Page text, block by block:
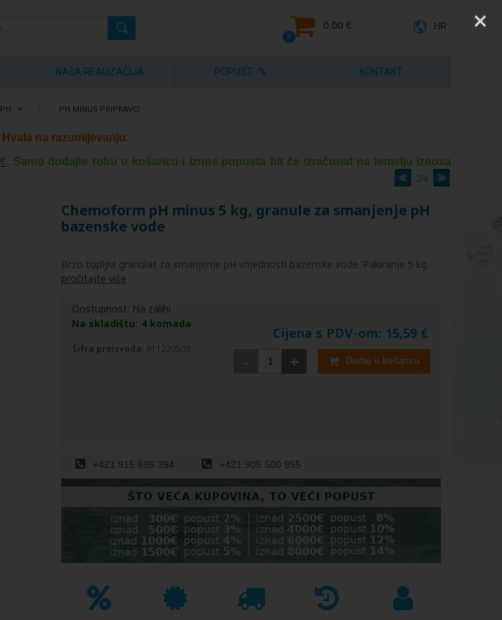
0,00 €
0
HR
NAŠA REALIZACIJA POPUST -% KONTAKT
PH MINUS PRIPRAVCI
na razumijevanju.
. Samo dodajte robu u košaricu i iznos popusta bit će izračunat na temelju iznosa
2/4
Chemoform pH minus 5 kg, granule za smanjenje pH
bazenske vode
Brzo topljivi granulat za smanjenje pH vrijednosti bazenske vode. Pakiranje 5 kg.
pročitajte više
Šifra proizvoda: 911220500
Dostupnost: Na zalihi
Na skladištu: 4 komada
Cijena s PDV-om: 15,59 €
+ Dodaj u košaricu
+421 915 696 394 +421 905 500 955